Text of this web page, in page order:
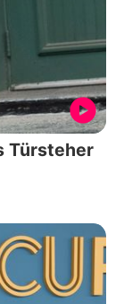
Türsteher